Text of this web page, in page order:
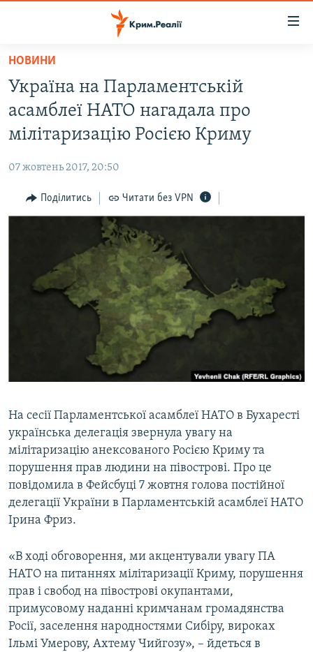
Перейти
основного
матеріалу
Перейти
до
основної
Перейти
до
ВОДА.КРИМ
ВІДЕО ТА ФОТО
БЛОГИ
ПОГЛЯД
ВСЕ ЗА ДЕНЬ
СПЕЦПРОЕКТИ
ДЕПОРТАЦІЯ
ВІДЕОУРОКИ «ELIFBE»
СВІДЧЕННЯ ОКУПАЦІЇ
УКРАЇНСЬКА ПРОБЛЕМА КРИМУ
ЯК ОБІЙТИ БЛОКУВАННЯ
Усі сайти RFE/RL
НОВИНИ
Україна на Парламентській
асамблеї НАТО нагадала про
мілітаризацію Росією Криму
07 жовтень 2017, 20:50
Поділитись Читати без VPN
На сесії Парламентської асамблеї НАТО в Бухаресті
українська делегація звернула увагу на
мілітаризацію анексованого Росією Криму та
порушення прав людини на півострові. Про це
повідомила в Фейсбуці 7 жовтня голова постійної
делегації України в Парламентській асамблеї НАТО
Ірина Фриз.
«В ході обговорення, ми акцентували увагу ПА
НАТО на питаннях мілітаризації Криму, порушення
прав і свобод на півострові окупантами,
примусовому наданні кримчанам громадянства
Росії, заселення народностями Сибіру, вироках
Ільмі Умерову, Ахтему Чийгозу», – йдеться в